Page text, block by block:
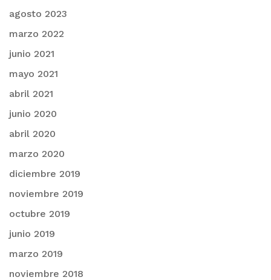
agosto 2023
marzo 2022
junio 2021
mayo 2021
abril 2021
junio 2020
abril 2020
marzo 2020
diciembre 2019
noviembre 2019
octubre 2019
junio 2019
marzo 2019
noviembre 2018